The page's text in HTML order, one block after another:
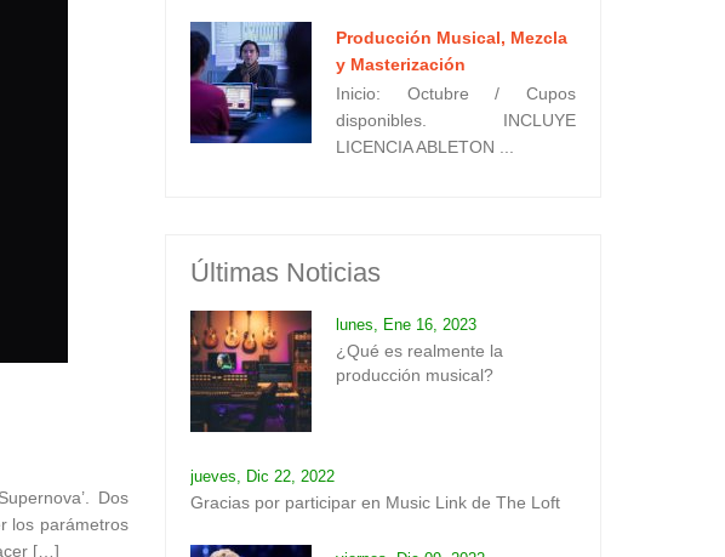
Dos
los parámetros
[…]
Producción Musical, Mezcla
y Masterización
Inicio: Octubre / Cupos
disponibles. INCLUYE
LICENCIA ABLETON ...
Últimas Noticias
lunes, Ene 16, 2023
¿Qué es realmente la
producción musical?
jueves, Dic 22, 2022
Gracias por participar en Music Link de The Loft